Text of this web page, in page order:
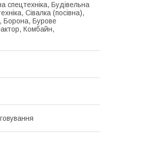
спецтехніка, Будівельна
Сівалка (посівна),
Борона, Бурове
Комбайн,